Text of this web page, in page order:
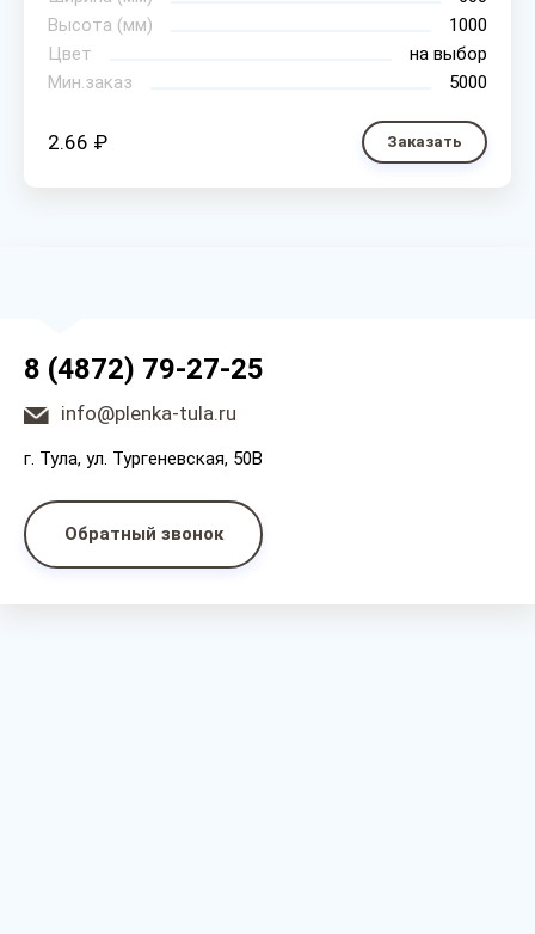
Высота (мм)
1000
Цвет
на выбор
Мин.заказ
5000
2.66 ₽ Заказать
8 (4872) 79-27-25
info@plenka-tula.ru
г. Тула, ул. Тургеневская, 50В
Обратный звонок